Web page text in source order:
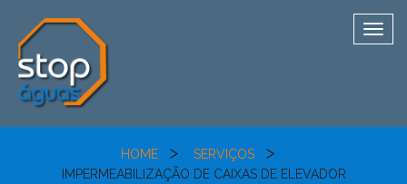
HOME > SERVIÇOS >
IMPERMEABILIZAÇÃO DE CAIXAS DE ELEVADOR